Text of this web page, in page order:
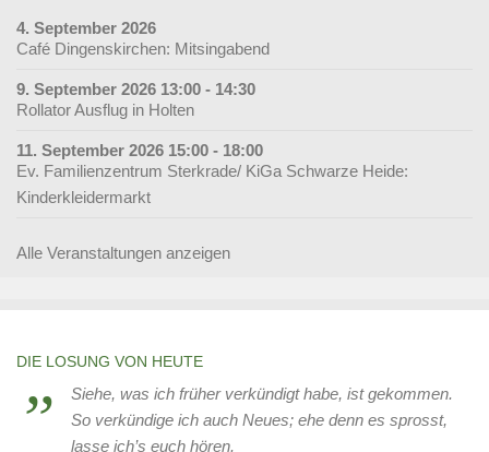
4. September 2026
Café Dingenskirchen: Mitsingabend
9. September 2026 13:00 - 14:30
Rollator Ausflug in Holten
11. September 2026 15:00 - 18:00
Ev. Familienzentrum Sterkrade/ KiGa Schwarze Heide:
Kinderkleidermarkt
Alle Veranstaltungen anzeigen
DIE LOSUNG VON HEUTE
Siehe, was ich früher verkündigt habe, ist gekommen.
So verkündige ich auch Neues; ehe denn es sprosst,
lasse ich’s euch hören.